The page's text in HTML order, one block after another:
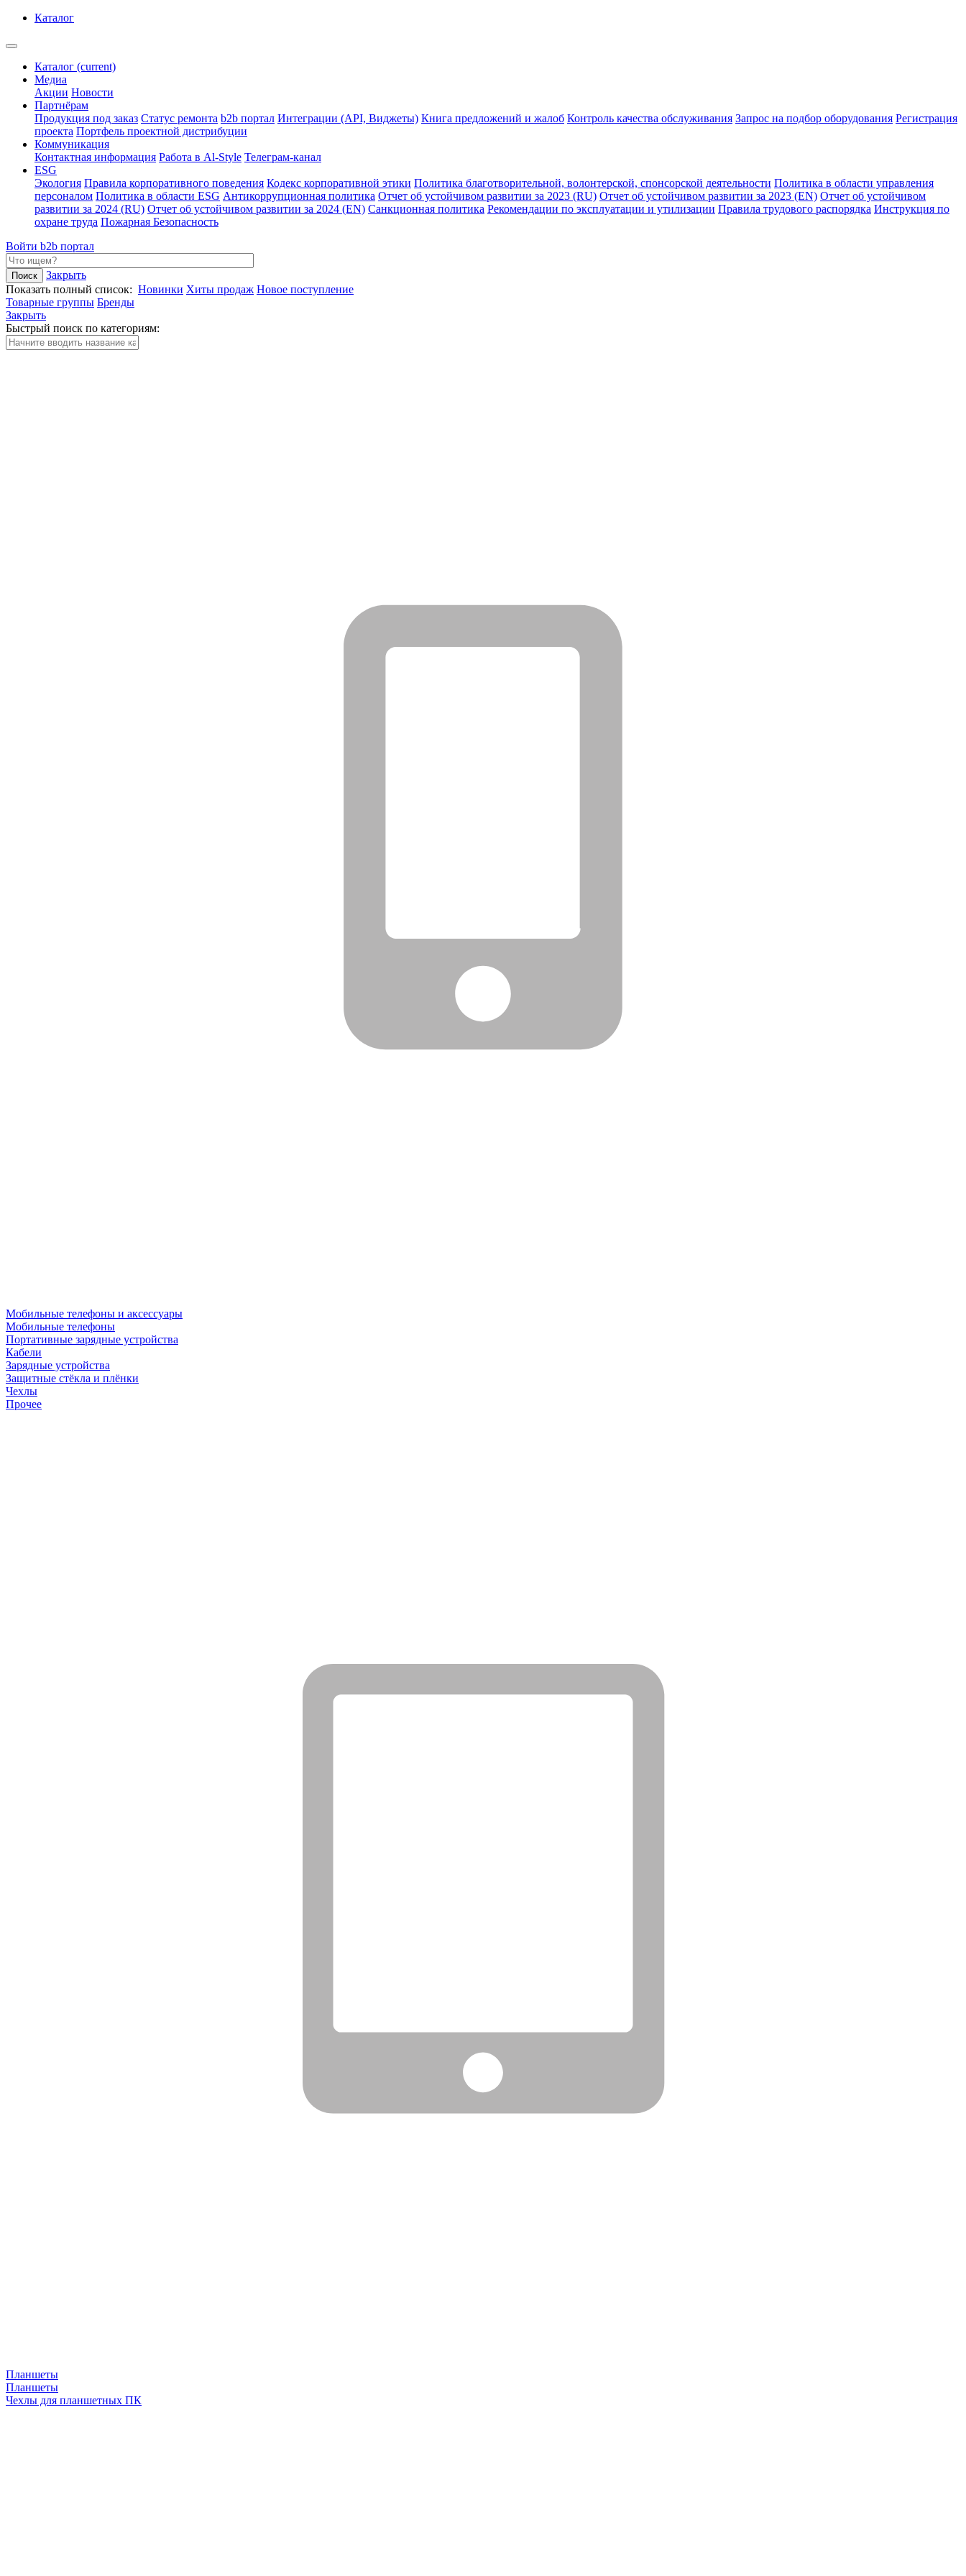
Каталог
Каталог (current)
Медиа
Акции Новости
Партнёрам
Продукция под заказ Статус ремонта b2b портал Интеграции (API, Виджеты) Книга предложений и жалоб Контроль качества обслуживания Запрос на подбор оборудования Регистрация
проекта Портфель проектной дистрибуции
Коммуникация
Контактная информация Работа в Al-Style Телеграм-канал
ESG
Экология Правила корпоративного поведения Кодекс корпоративной этики Политика благотворительной, волонтерской, спонсорской деятельности Политика в области управления
персоналом Политика в области ESG Антикоррупционная политика Отчет об устойчивом развитии за 2023 (RU) Отчет об устойчивом развитии за 2023 (EN) Отчет об устойчивом
развитии за 2024 (RU) Отчет об устойчивом развитии за 2024 (EN) Санкционная политика Рекомендации по эксплуатации и утилизации Правила трудового распорядка Инструкция по
охране труда Пожарная Безопасность
Войти b2b портал
Закрыть
Показать полный список: Новинки Хиты продаж Новое поступление
Товарные группы Бренды
Закрыть
Быстрый поиск по категориям:
Мобильные телефоны и аксессуары
Мобильные телефоны
Портативные зарядные устройства
Кабели
Зарядные устройства
Защитные стёкла и плёнки
Чехлы
Прочее
Планшеты
Планшеты
Чехлы для планшетных ПК